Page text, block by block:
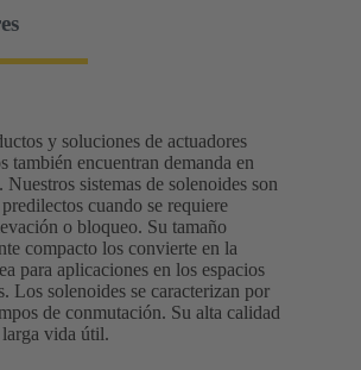
y soluciones de actuadores
también encuentran demanda en
Nuestros sistemas de solenoides son
cuando se requiere
o bloqueo. Su tamaño
compacto los convierte en la
para aplicaciones en los espacios
Los solenoides se caracterizan por
de conmutación. Su alta calidad
vida útil.